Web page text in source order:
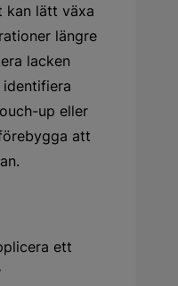
kan lätt växa
längre
lacken
up eller
att
ett